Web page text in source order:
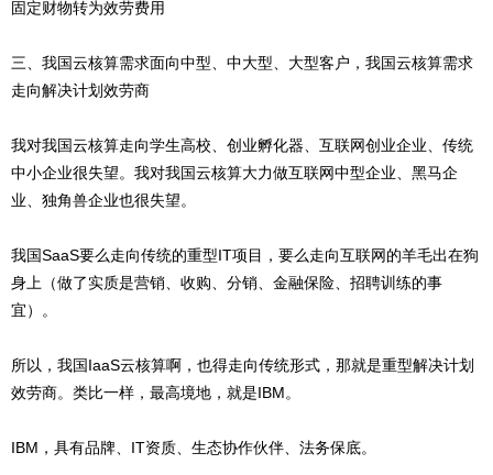
固定财物转为效劳费用
三、我国云核算需求面向中型、中大型、大型客户，我国云核算需求
走向解决计划效劳商
我对我国云核算走向学生高校、创业孵化器、互联网创业企业、传统
中小企业很失望。我对我国云核算大力做互联网中型企业、黑马企
业、独角兽企业也很失望。
我国SaaS要么走向传统的重型IT项目，要么走向互联网的羊毛出在狗
身上（做了实质是营销、收购、分销、金融保险、招聘训练的事
宜）。
所以，我国IaaS云核算啊，也得走向传统形式，那就是重型解决计划
效劳商。类比一样，最高境地，就是IBM。
IBM，具有品牌、IT资质、生态协作伙伴、法务保底。